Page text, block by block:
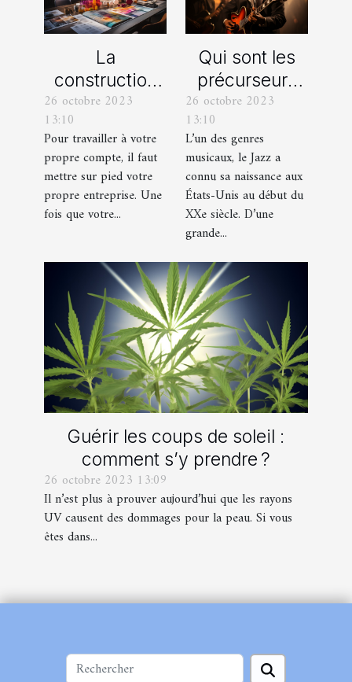
La
construction
d’une identité
d’entreprise :
que faut-il en
savoir ?
26 octobre 2023
13:10
Pour travailler à votre
propre compte, il faut
mettre sur pied votre
propre entreprise. Une
fois que votre...
Qui sont les
précurseurs
du JAZZ ?
26 octobre 2023
13:10
L’un des genres
musicaux, le Jazz a
connu sa naissance aux
États-Unis au début du
XXe siècle. D’une
grande...
Guérir les coups de soleil :
comment s’y prendre ?
26 octobre 2023 13:09
Il n’est plus à prouver aujourd’hui que les rayons
UV causent des dommages pour la peau. Si vous
êtes dans...